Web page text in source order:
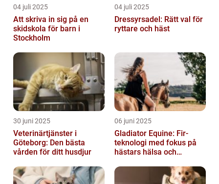
04 juli 2025
Att skriva in sig på en
skidskola för barn i
Stockholm
04 juli 2025
Dressyrsadel: Rätt val för
ryttare och häst
30 juni 2025
Veterinärtjänster i
Göteborg: Den bästa
vården för ditt husdjur
06 juni 2025
Gladiator Equine: Fir-
teknologi med fokus på
hästars hälsa och